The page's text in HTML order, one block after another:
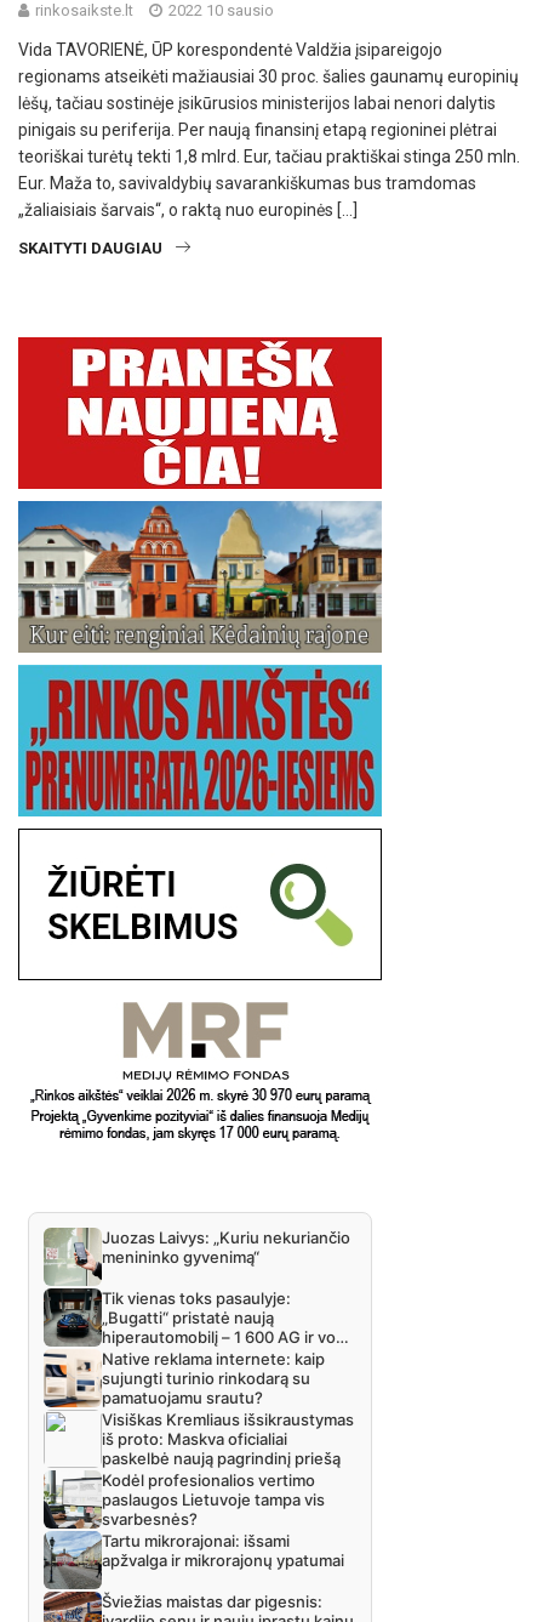
rinkosaikste.lt 2022 10 sausio
Vida TAVORIENĖ, ŪP korespondentė Valdžia įsipareigojo
regionams atseikėti mažiausiai 30 proc. šalies gaunamų europinių
lėšų, tačiau sostinėje įsikūrusios ministerijos labai nenori dalytis
pinigais su periferija. Per naują finansinį etapą regioninei plėtrai
teoriškai turėtų tekti 1,8 mlrd. Eur, tačiau praktiškai stinga 250 mln.
Eur. Maža to, savivaldybių savarankiškumas bus tramdomas
„žaliaisiais šarvais“, o raktą nuo europinės […]
SKAITYTI DAUGIAU